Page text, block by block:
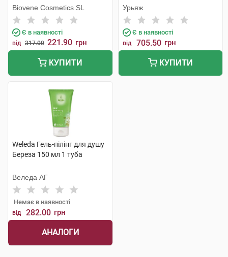
г 1 банка
Biovene Cosmetics SL
Є в наявності
від 317.00 221.90 грн
КУПИТИ
Урьяж
Є в наявності
від 705.50 грн
КУПИТИ
Weleda Гель-пілінг для душу
Береза 150 мл 1 туба
Веледа АГ
Немає в наявності
від 282.00 грн
АНАЛОГИ